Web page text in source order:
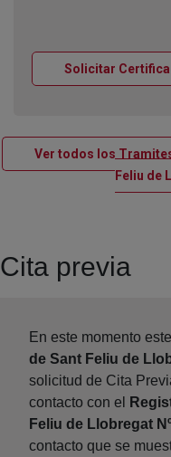
Solicitar
Ver todos los
Feliu de
Cita previa
En este momento
de Sant Feliu de
solicitud de Cita
contacto con el
Feliu de Llobregat
contacto que se